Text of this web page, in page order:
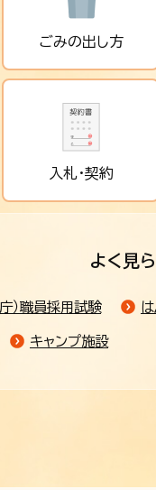
ごみの出し方
入札・契約
よく見
）職員採用試験
キャンプ施設